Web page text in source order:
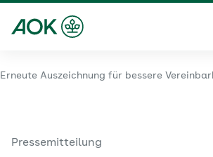
Erneute Auszeichnung für bessere
Pressemitteilung